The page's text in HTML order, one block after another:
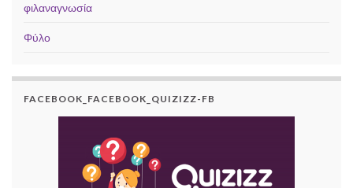
φιλαναγνωσία
Φύλο
FACEBOOK_FACEBOOK_QUIZIZZ-FB